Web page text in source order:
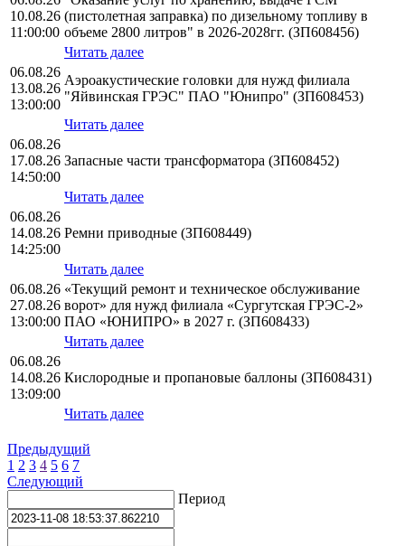
10.08.26
11:00:00
(пистолетная заправка) по дизельному топливу в
объеме 2800 литров" в 2026-2028гг. (ЗП608456)
Читать далее
06.08.26
13.08.26
13:00:00
Аэроакустические головки для нужд филиала
"Яйвинская ГРЭС" ПАО "Юнипро" (ЗП608453)
Читать далее
06.08.26
17.08.26
14:50:00
Запасные части трансформатора (ЗП608452)
Читать далее
06.08.26
14.08.26
14:25:00
Ремни приводные (ЗП608449)
Читать далее
06.08.26
27.08.26
13:00:00
«Текущий ремонт и техническое обслуживание
ворот» для нужд филиала «Сургутская ГРЭС-2»
ПАО «ЮНИПРО» в 2027 г. (ЗП608433)
Читать далее
06.08.26
14.08.26
13:09:00
Кислородные и пропановые баллоны (ЗП608431)
Читать далее
Предыдущий
1 2 3 4 5 6 7
Следующий
Период